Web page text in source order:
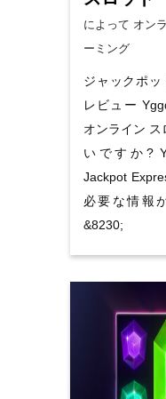
によって オン
ーミング
ジャックポッ
レビュー
オンライン ス
いですか?
Jackpot
必要な情報
&8230;